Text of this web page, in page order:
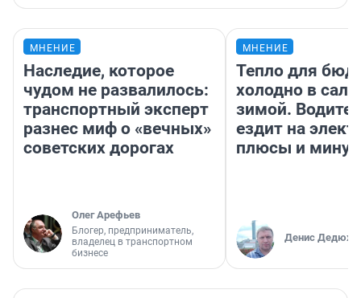
МНЕНИЕ
Наследие, которое
чудом не развалилось:
транспортный эксперт
разнес миф о «вечных»
советских дорогах
Олег Арефьев
Блогер, предприниматель,
владелец в транспортном
бизнесе
МНЕНИЕ
Тепло для
холодно в
зимой.
ездит на
плюсы и
Денис